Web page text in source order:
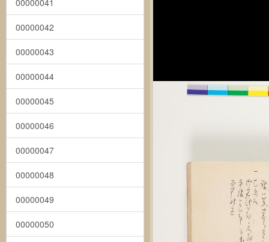
00000041
00000042
00000043
00000044
00000045
00000046
00000047
00000048
00000049
00000050